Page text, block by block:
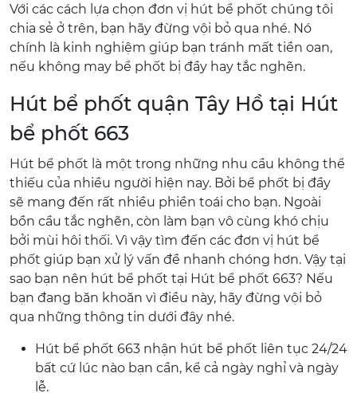
Với các cách lựa chọn đơn vị hút bể phốt chúng tôi
chia sẻ ở trên, bạn hãy đừng vội bỏ qua nhé. Nó
chính là kinh nghiệm giúp bạn tránh mất tiền oan,
nếu không may bể phốt bị đầy hay tắc nghẽn.
Hút bể phốt quận Tây Hồ tại Hút
bể phốt 663
Hút bể phốt là một trong những nhu cầu không thể
thiếu của nhiều người hiện nay. Bởi bể phốt bị đầy
sẽ mang đến rất nhiều phiền toái cho bạn. Ngoài
bồn cầu tắc nghẽn, còn làm bạn vô cùng khó chịu
bởi mùi hôi thối. Vì vậy tìm đến các đơn vị hút bể
phốt giúp bạn xử lý vấn đề nhanh chóng hơn. Vậy tại
sao bạn nên hút bể phốt tại Hút bể phốt 663? Nếu
bạn đang băn khoăn vì điều này, hãy đừng vội bỏ
qua những thông tin dưới đây nhé.
Hút bể phốt 663 nhận hút bể phốt liên tục 24/24
bất cứ lúc nào bạn cần, kể cả ngày nghỉ và ngày
lễ.